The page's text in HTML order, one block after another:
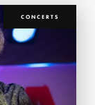
CONCERTS